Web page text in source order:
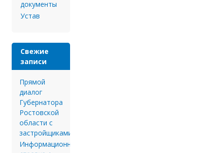
документы
Устав
Свежие
записи
Прямой
диалог
Губернатора
Ростовской
области с
застройщиками.
Информационная